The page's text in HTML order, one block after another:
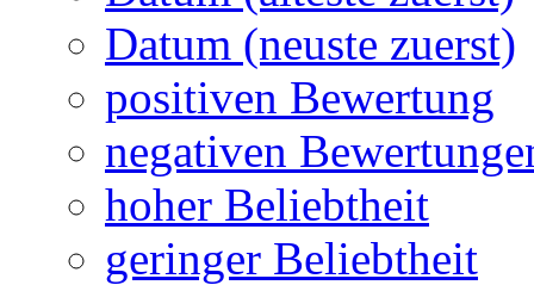
Datum (neuste zuerst)
positiven Bewertung
negativen
hoher Beliebtheit
geringer Beliebtheit